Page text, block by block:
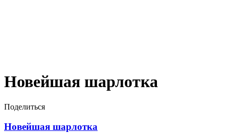
Новейшая шарлотка
Поделиться
Новейшая шарлотка